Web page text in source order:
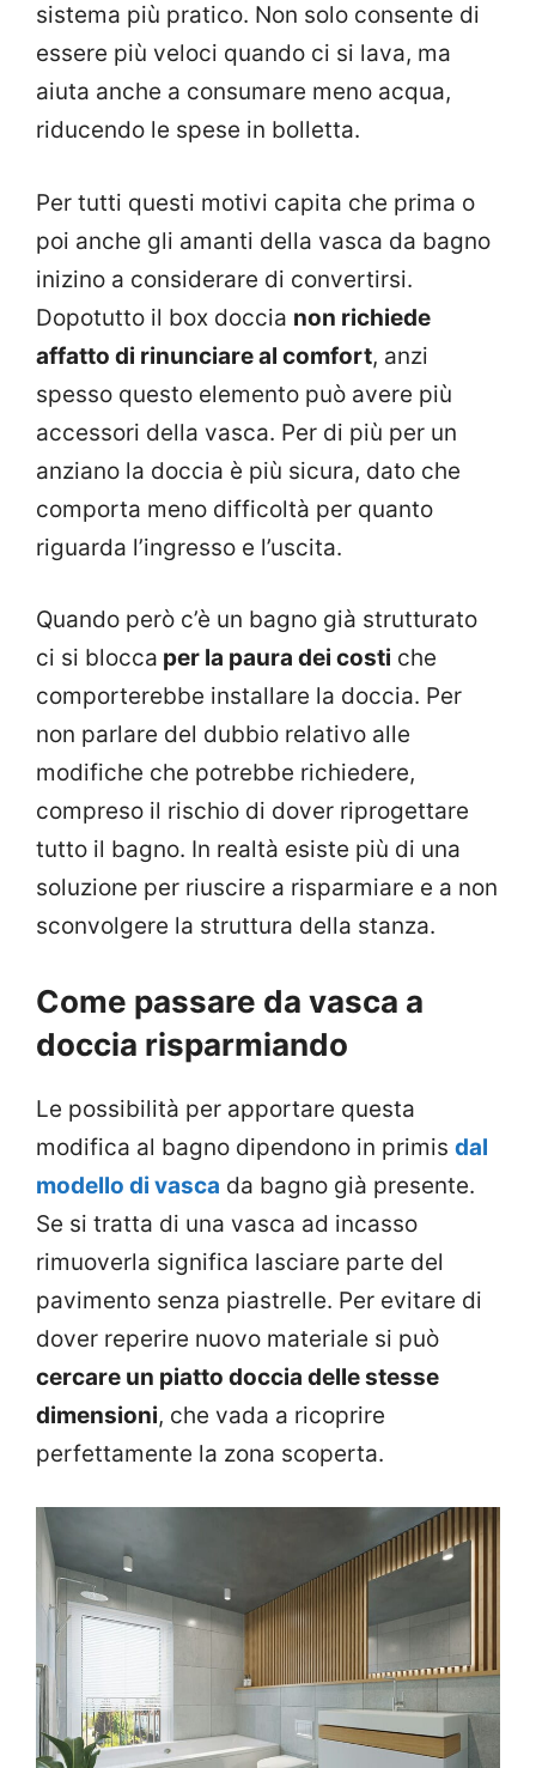
sistema più pratico. Non solo consente di
essere più veloci quando ci si lava, ma
aiuta anche a consumare meno acqua,
riducendo le spese in bolletta.
Per tutti questi motivi capita che prima o
poi anche gli amanti della vasca da bagno
inizino a considerare di convertirsi.
Dopotutto il box doccia non richiede
affatto di rinunciare al comfort, anzi
spesso questo elemento può avere più
accessori della vasca. Per di più per un
anziano la doccia è più sicura, dato che
comporta meno difficoltà per quanto
riguarda l’ingresso e l’uscita.
Quando però c’è un bagno già strutturato
ci si blocca per la paura dei costi che
comporterebbe installare la doccia. Per
non parlare del dubbio relativo alle
modifiche che potrebbe richiedere,
compreso il rischio di dover riprogettare
tutto il bagno. In realtà esiste più di una
soluzione per riuscire a risparmiare e a non
sconvolgere la struttura della stanza.
Come passare da vasca a
doccia risparmiando
Le possibilità per apportare questa
modifica al bagno dipendono in primis dal
modello di vasca da bagno già presente.
Se si tratta di una vasca ad incasso
rimuoverla significa lasciare parte del
pavimento senza piastrelle. Per evitare di
dover reperire nuovo materiale si può
cercare un piatto doccia delle stesse
dimensioni, che vada a ricoprire
perfettamente la zona scoperta.